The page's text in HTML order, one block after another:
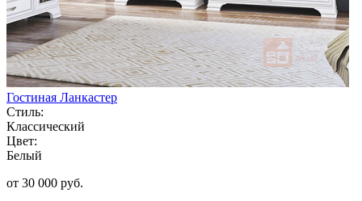
Гостиная Ланкастер
Стиль:
Классический
Цвет:
Белый
от 30 000 руб.